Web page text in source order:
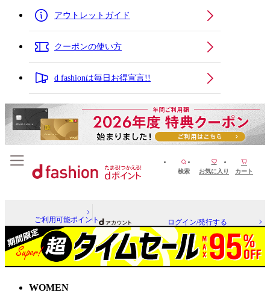
アウトレットガイド
クーポンの使い方
d fashionは毎日お得宣言!!
検索 お気に入り カート
ご利用可能ポイント ログイン/発行する
WOMEN